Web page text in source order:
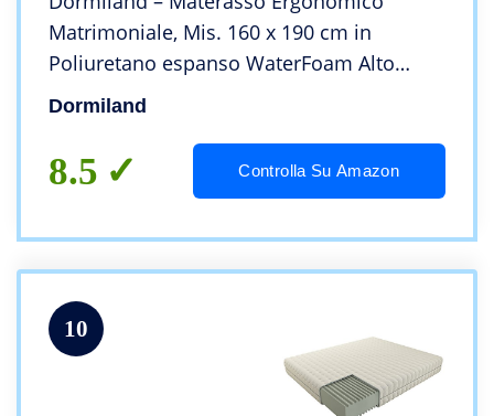
Matrimoniale, Mis. 160 x 190 cm in
Poliuretano espanso WaterFoam Alto
21cm, Rivestimento in Aloe, Anallergico,
Dormiland
8.5 Controlla Su Amazon
10